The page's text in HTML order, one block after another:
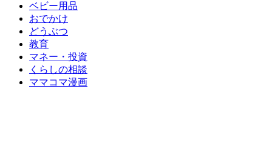
ベビー用品
おでかけ
どうぶつ
教育
マネー・投資
くらしの相談
ママコマ漫画